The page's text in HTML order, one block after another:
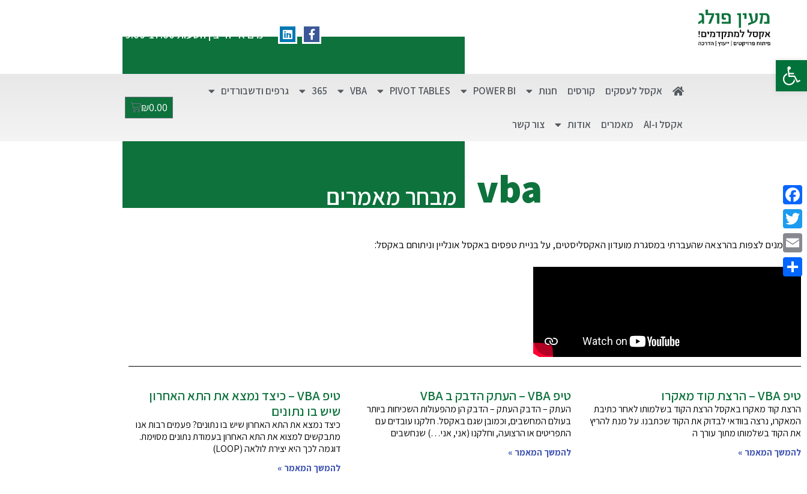
פתח סרגל נגישות
ימים א'-ה' בין השעות 9:00-17:00
אקסל לעסקים קורסים חנות POWER BI
PIVOT TABLES
VBA
365 גרפים ודשבורדים
אקסל ו-AI מאמרים אודות צור קשר
₪0.00
vba מבחר מאמרים
מוזמנים לצפות בהרצאה שהעברתי במסגרת מועדון האקסליסטים, על בניית טפסים באקסל אונליין וניתוחם באקסל:
טיפ VBA – הרצת קוד מאקרו
הרצת קוד מאקרו באקסל הרצת הקוד בשלמותו לאחר כתיבת
המאקרו, נרצה בוודאי לבדוק את הקוד שכתבנו. על מנת להריץ
את הקוד בשלמותו מתוך עורך ה
להמשך המאמר »
טיפ VBA – העתק הדבק ב VBA
העתק – הדבק העתק – הדבק הן מהפעולות השכיחות ביותר
בעולם המחשבים, וכמובן שגם באקסל. חלקנו עובדים עם
התפריטים או הרצועה, וחלקנו (אני, אני…) שנחשבים
להמשך המאמר »
טיפ VBA – כיצד נמצא את התא האחרון
שיש בו נתונים
כיצד נמצא את התא האחרון שיש בו נתונים? פעמים רבות אנו
מתבקשים למצוא את התא האחרון בעמודת נתונים מסוימת.
דוגמה לכך היא יצירת לולאה (LOOP)
להמשך המאמר »
Facebook
Twitter
Email